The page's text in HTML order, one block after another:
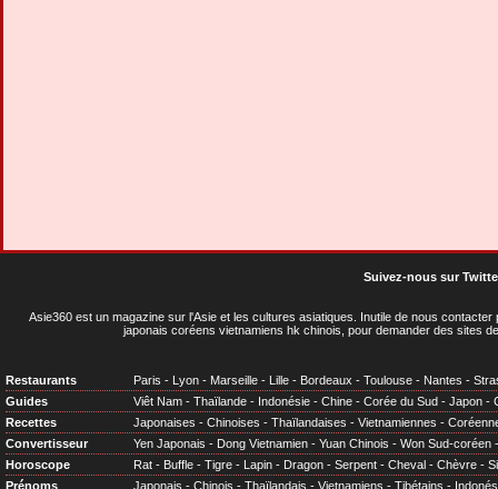
Suivez-nous sur
Asie360 est un magazine sur l'Asie et les cultures asiatiques . Inutile de nous
japonais coréens vietnamiens hk chinois, pour demander des sites
Restaurants Paris - Lyon - Marseille - Lille - Bordeaux - Toulouse - Nantes -
Guides
Viêt Nam - Thaïlande - Indonésie - Chine - Corée du Sud - Japon -
Recettes
Japonaises - Chinoises - Thaïlandaises - Vietnamiennes -
Convertisseur
Yen Japonais - Dong Vietnamien - Yuan Chinois - Won Sud-coréen
Horoscope
Rat - Buffle - Tigre - Lapin - Dragon - Serpent - Cheval - Chèvre -
Prénoms
Japonais - Chinois - Thaïlandais - Vietnamiens - Tibétains -